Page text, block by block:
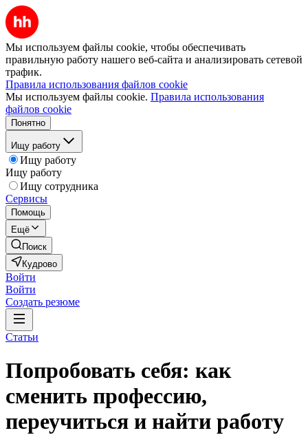
Мы используем файлы cookie, чтобы обеспечивать
правильную работу нашего веб-сайта и анализировать сетевой
трафик.
Правила использования файлов cookie
Мы используем файлы cookie. Правила использования
файлов cookie
Понятно
Ищу работу
Ищу работу
Ищу работу
Ищу сотрудника
Сервисы
Помощь
Ещё
Поиск
Кудрово
Войти
Войти
Создать резюме
Статьи
Попробовать себя: как
сменить профессию,
переучиться и найти работу